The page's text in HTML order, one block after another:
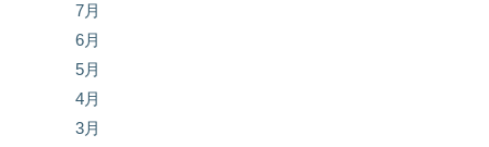
7月
6月
5月
4月
3月